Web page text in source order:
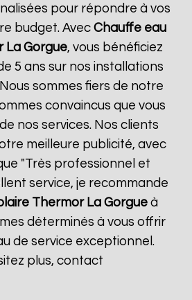
pour répondre à vos
budget. AvecChauffe eau
La Gorgue, vous bénéficiez
5 ans sur nos installations
sommes fiers de notre
convaincus que vous
nos services. Nos clients
meilleure publicité, avec
"Très professionnel et
service, je recommande
Thermor La Gorgue à
déterminés à vous offrir
de service exceptionnel.
plus, contact